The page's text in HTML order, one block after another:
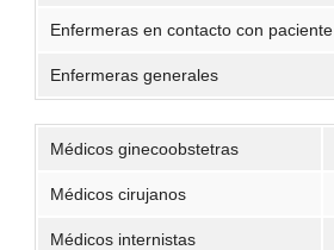
Enfermeras en contacto con paciente
Enfermeras generales
Médicos ginecoobstetras
Médicos cirujanos
Médicos internistas